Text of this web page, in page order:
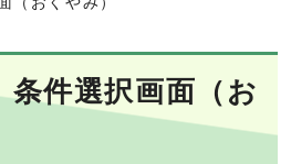
件選択画面（お